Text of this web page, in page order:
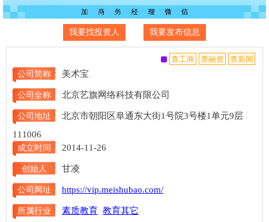
我要找投资人 我要发布信息
公司简称 美术宝
公司全称 北京艺旗网络科技有限公司
公司地址
北京市朝阳区阜通东大街1号院3号楼1单元9层
111006
成立时间 2014-11-26
创始人 甘凌
公司网址 https://vip.meishubao.com/
所属行业 素质教育 教育其它